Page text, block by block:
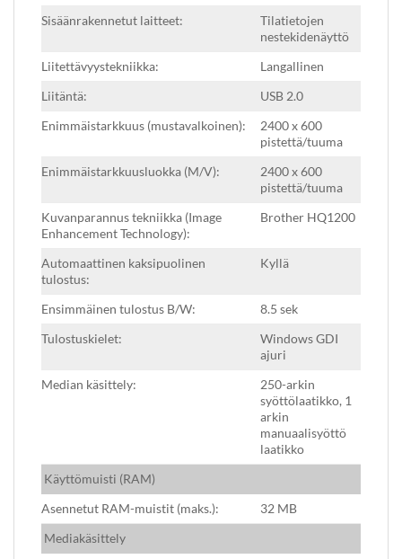
Sisäänrakennetut laitteet:
Tilatietojen
nestekidenäyttö
Liitettävyystekniikka:
Langallinen
Liitäntä:
USB 2.0
Enimmäistarkkuus (mustavalkoinen):
2400 x 600
pistettä/tuuma
Enimmäistarkkuusluokka (M/V):
2400 x 600
pistettä/tuuma
Kuvanparannus tekniikka (Image
Enhancement Technology):
Brother HQ1200
Automaattinen kaksipuolinen
tulostus:
Kyllä
Ensimmäinen tulostus B/W:
8.5 sek
Tulostuskielet:
Windows GDI
ajuri
Median käsittely:
250-arkin
syöttölaatikko, 1
arkin
manuaalisyöttö
laatikko
Käyttömuisti (RAM)
Asennetut RAM-muistit (maks.):
32 MB
Mediakäsittely